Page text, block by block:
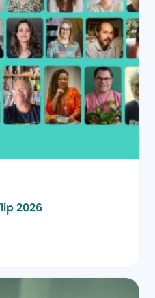
2026